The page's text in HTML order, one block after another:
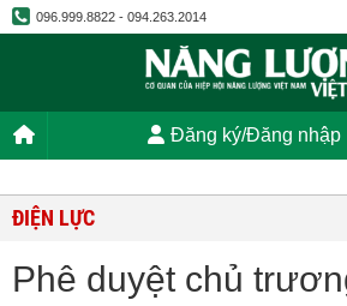
096.999.8822 - 094.263.2014
Đăng ký/Đăng nhập
ĐIỆN LỰC
Phê duyệt chủ